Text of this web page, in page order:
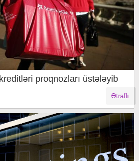
proqnozları üstələyib
Ətraflı